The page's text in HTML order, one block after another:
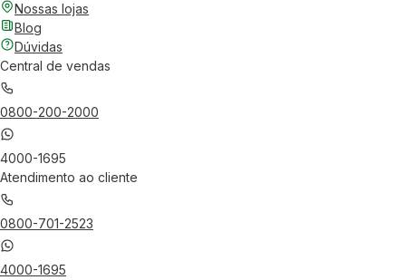
Nossas lojas
Blog
Dúvidas
Central de vendas
0800-200-2000
4000-1695
Atendimento ao cliente
0800-701-2523
4000-1695